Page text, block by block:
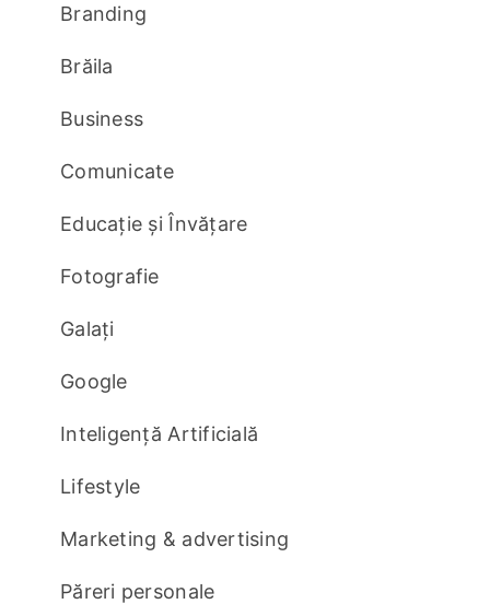
Branding
Brăila
Business
Comunicate
Educație și Învățare
Fotografie
Galați
Google
Inteligență Artificială
Lifestyle
Marketing & advertising
Păreri personale